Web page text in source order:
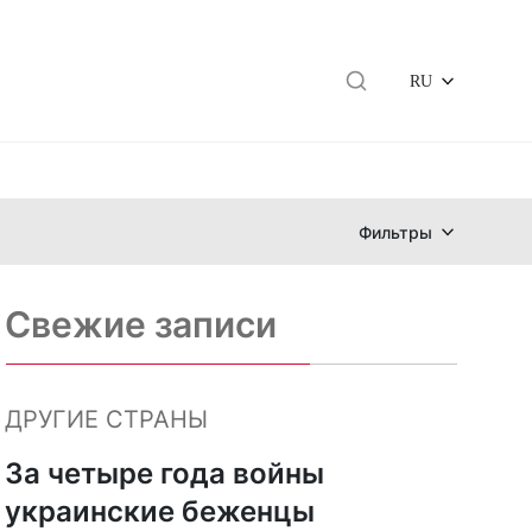
RU
Фильтры
Свежие записи
ДРУГИЕ СТРАНЫ
За четыре года войны
украинские беженцы